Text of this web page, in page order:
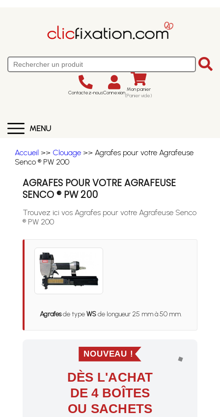
Contactez-nousConnexion Mon panier
(Panier vide)
MENU
Accueil >> Clouage >> Agrafes pour votre Agrafeuse
Senco ® PW 200
AGRAFES POUR VOTRE AGRAFEUSE
SENCO ® PW 200
Trouvez ici vos Agrafes pour votre Agrafeuse Senco
® PW 200
Agrafesde typeWSde longueur 25 mm à 50 mm.
NOUVEAU !
DÈS L'ACHAT
DE 4 BOÎTES
OU SACHETS